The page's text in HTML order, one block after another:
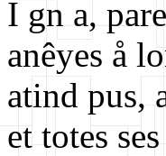
I gn a,
anêyes å
atind pus,
et totes